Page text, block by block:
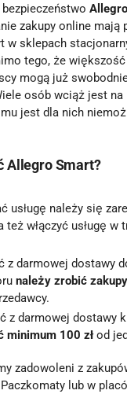
bezpieczeństwo
zakupy online mają
w sklepach
tego, że
mogą już
osób wciąż jest na
jest dla nich
Allegro Smart?
usługę należy się
też włączyć usługę w
z darmowej dostawy
należy zrobić
z darmowej dostawy
minimum 100 złod
zadowoleni z
lub w